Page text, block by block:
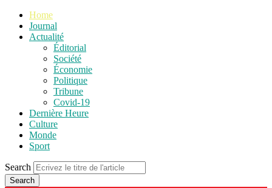
Home
Journal
Actualité
Éditorial
Société
Économie
Politique
Tribune
Covid-19
Dernière Heure
Culture
Monde
Sport
Search